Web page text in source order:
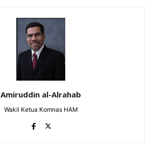
Amiruddin al-Alrahab
Wakil Ketua Komnas HAM